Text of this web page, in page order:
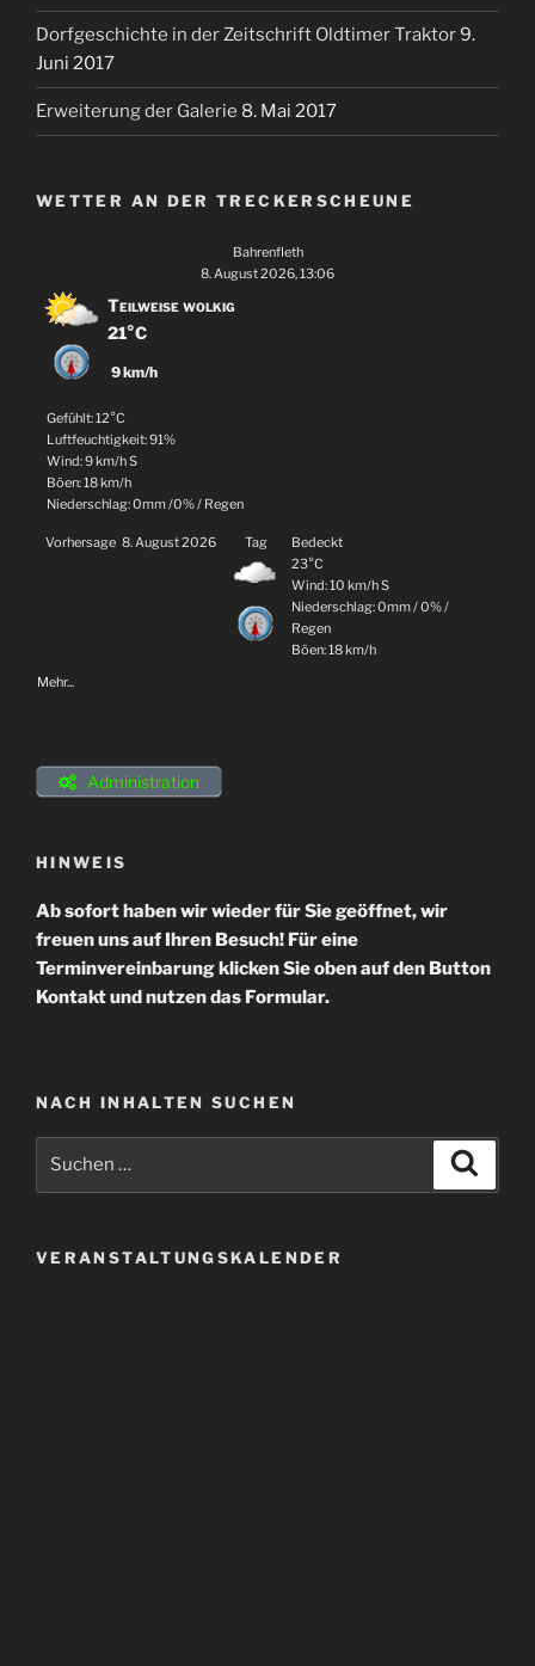
Dorfgeschichte in der Zeitschrift Oldtimer Traktor9.
Juni 2017
Erweiterung der Galerie 8. Mai 2017
WETTER AN DER TRECKERSCHEUNE
Bahrenfleth
8. August 2026, 13:06
Teilweise wolkig
21°C
9 km/h
Gefühlt: 12°C
Luftfeuchtigkeit: 91%
Wind: 9 km/h S
Böen: 18 km/h
Niederschlag:0mm/0%/ Regen
Vorhersage 8. August 2026 Tag
Bedeckt
23°C
Wind: 10 km/h S
Niederschlag:0mm/0%/
Regen
Böen: 18 km/h
Mehr...
Administration
HINWEIS
Ab sofort haben wir wieder für Sie geöffnet, wir
freuen uns auf Ihren Besuch! Für eine
Terminvereinbarung klicken Sie oben auf den Button
Kontakt und nutzen das Formular.
NACH INHALTEN SUCHEN
VERANSTALTUNGSKALENDER